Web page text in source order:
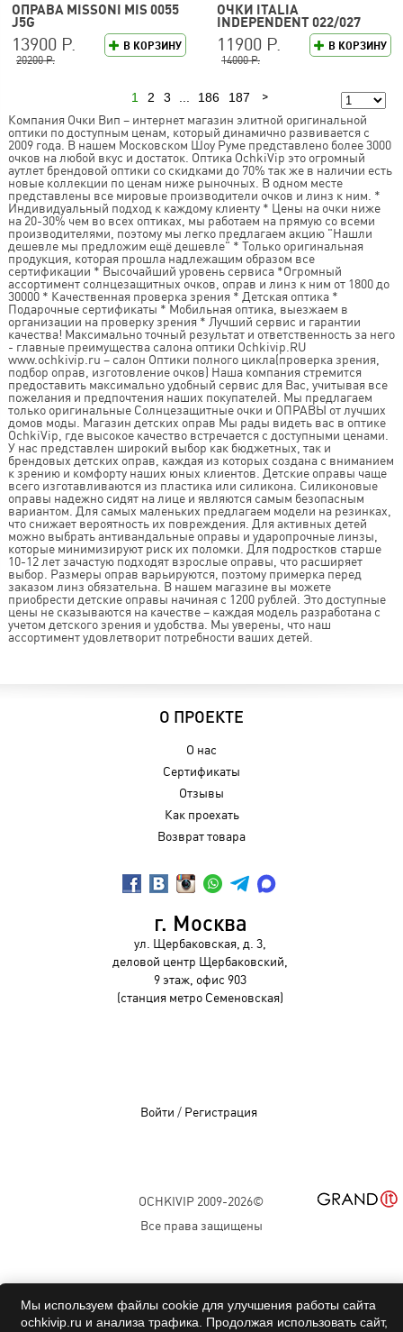
ОПРАВА MISSONI MIS 0055
J5G
В КОРЗИНУ
13900 Р.
20200 Р.
ОЧКИ ITALIA
INDEPENDENT 022/027
В КОРЗИНУ
11900 Р.
14000 Р.
1 2 3 186 187
Компания Очки Вип – интернет магазин элитной оригинальной
оптики по доступным ценам, который динамично развивается с
2009 года. В нашем Московском Шоу Руме представлено более 3000
очков на любой вкус и достаток. Оптика OchkiVip это огромный
аутлет брендовой оптики со скидками до 70% так же в наличии есть
новые коллекции по ценам ниже рыночных. В одном месте
представлены все мировые производители очков и линз к ним. *
Индивидуальный подход к каждому клиенту * Цены на очки ниже
на 20-30% чем во всех оптиках, мы работаем на прямую со всеми
производителями, поэтому мы легко предлагаем акцию "Нашли
дешевле мы предложим ещё дешевле" * Только оригинальная
продукция, которая прошла надлежащим образом все
сертификации * Высочайший уровень сервиса *Огромный
ассортимент солнцезащитных очков, оправ и линз к ним от 1800 до
30000 * Качественная проверка зрения * Детская оптика *
Подарочные сертификаты * Мобильная оптика, выезжаем в
организации на проверку зрения * Лучший сервис и гарантии
качества! Максимально точный результат и ответственность за него
- главные преимущества салона оптики Ochkivip.RU
www.ochkivip.ru – салон Оптики полного цикла(проверка зрения,
подбор оправ, изготовление очков) Наша компания стремится
предоставить максимально удобный сервис для Вас, учитывая все
пожелания и предпочтения наших покупателей. Мы предлагаем
только оригинальные Солнцезащитные очки и ОПРАВЫ от лучших
домов моды. Магазин детских оправ Мы рады видеть вас в оптике
OchkiVip, где высокое качество встречается с доступными ценами.
У нас представлен широкий выбор как бюджетных, так и
брендовых детских оправ, каждая из которых создана с вниманием
к зрению и комфорту наших юных клиентов. Детские оправы чаще
всего изготавливаются из пластика или силикона. Силиконовые
оправы надежно сидят на лице и являются самым безопасным
вариантом. Для самых маленьких предлагаем модели на резинках,
что снижает вероятность их повреждения. Для активных детей
можно выбрать антивандальные оправы и ударопрочные линзы,
которые минимизируют риск их поломки. Для подростков старше
10-12 лет зачастую подходят взрослые оправы, что расширяет
выбор. Размеры оправ варьируются, поэтому примерка перед
заказом линз обязательна. В нашем магазине вы можете
приобрести детские оправы начиная с 1200 рублей. Это доступные
цены не сказываются на качестве – каждая модель разработана с
учетом детского зрения и удобства. Мы уверены, что наш
ассортимент удовлетворит потребности ваших детей.
О ПРОЕКТЕ
О нас
Сертификаты
Отзывы
Как проехать
Возврат товара
г. Москва
ул. Щербаковская, д. 3,
деловой центр Щербаковский,
9 этаж, офис 903
(станция метро Семеновская)
Войти / Регистрация
OCHKIVIP 2009-2026©
Все права защищены
Мы используем файлы cookie для улучшения работы сайта
ochkivip.ru и анализа трафика. Продолжая использовать сайт,